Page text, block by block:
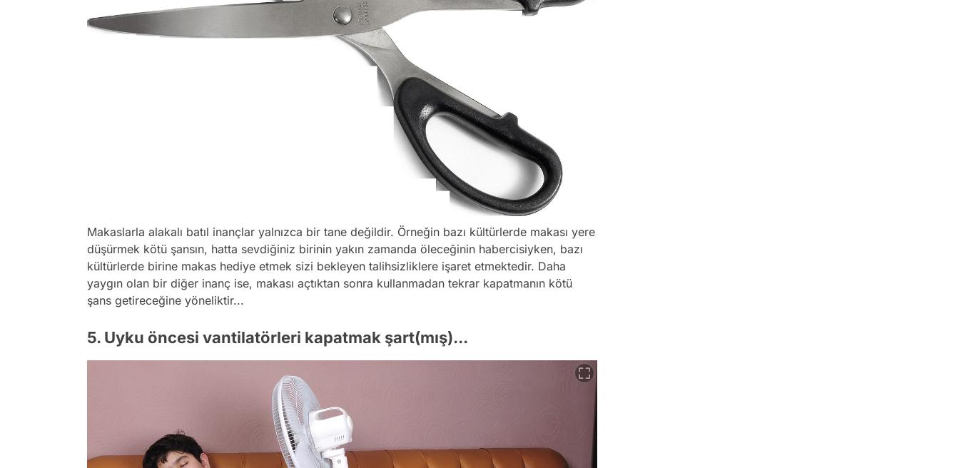
Makaslarla alakalı batıl inançlar yalnızca bir tane değildir. Örneğin bazı kültürlerde makası yere
düşürmek kötü şansın, hatta sevdiğiniz birinin yakın zamanda öleceğinin habercisiyken, bazı
kültürlerde birine makas hediye etmek sizi bekleyen talihsizliklere işaret etmektedir. Daha
yaygın olan bir diğer inanç ise, makası açtıktan sonra kullanmadan tekrar kapatmanın kötü
şans getireceğine yöneliktir...
5. Uyku öncesi vantilatörleri kapatmak şart(mış)...